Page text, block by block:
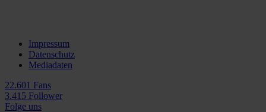
Impressum
Datenschutz
Mediadaten
22.601 Fans
3.415 Follower
Folge uns